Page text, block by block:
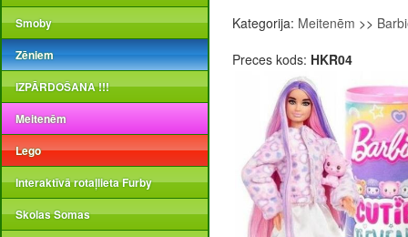
Smoby
Zēniem
IZPĀRDOŠANA !!!
Meitenēm
Lego
Interaktīvā rotaļlieta Furby
Skolas Somas
Kategorija: Meitenēm >>
Preces kods: HKR04